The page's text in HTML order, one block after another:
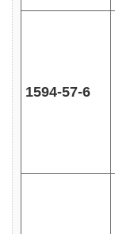
1594-57-6